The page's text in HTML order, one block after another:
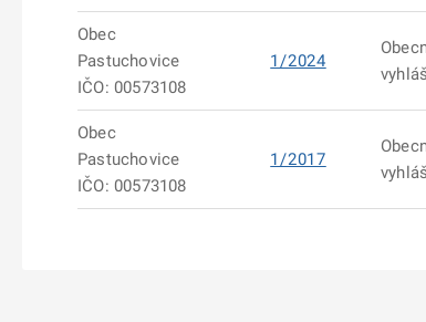
Obec
Pastuchovice
IČO: 00573108
1/2024
Obec
Pastuchovice
IČO: 00573108
1/2017